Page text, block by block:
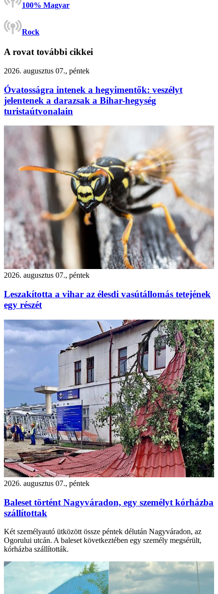
100% Magyar
Rock
A rovat további cikkei
2026. augusztus 07., péntek
Óvatosságra intenek a hegyimentők: veszélyt
jelentenek a darazsak a Bihar-hegység
turistaútvonalain
2026. augusztus 07., péntek
Leszakította a vihar az élesdi vasútállomás tetejének
egy részét
2026. augusztus 07., péntek
Baleset történt Nagyváradon, egy személyt kórházba
szállítottak
Két személyautó ütközött össze péntek délután Nagyváradon, az
Ogorului utcán. A baleset következtében egy személy megsérült,
kórházba szállították.